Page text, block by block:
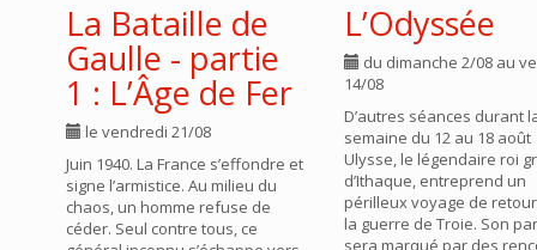
La Bataille de
Gaulle - partie
1 : L’Âge de Fer
le vendredi 21/08
Juin 1940. La France s’effondre et
signe l’armistice. Au milieu du
chaos, un homme refuse de
céder. Seul contre tous, ce
L’Odyssée
du dimanche 2/08 au
14/08
D’autres séances durant
semaine du 12 au 18 août
Ulysse, le légendaire roi
d’Ithaque, entreprend un
périlleux voyage de
la guerre de Troie. Son
sera marqué par des